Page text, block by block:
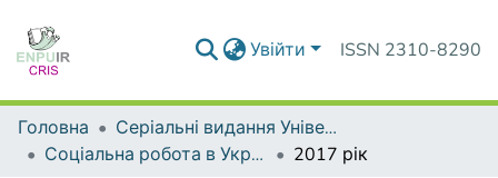
Увійти ISSN 2310-8290
Головна
Серіальні видання Університету
Соціальна робота в Україні: теорія і практика
2017 рік